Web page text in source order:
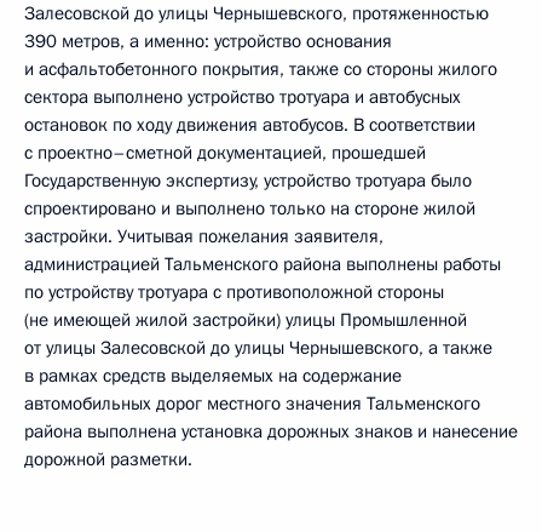
Залесовской до улицы Чернышевского, протяженностью
390 метров, а именно: устройство основания
и асфальтобетонного покрытия, также со стороны жилого
сектора выполнено устройство тротуара и автобусных
остановок по ходу движения автобусов. В соответствии
с проектно–сметной документацией, прошедшей
Государственную экспертизу, устройство тротуара было
спроектировано и выполнено только на стороне жилой
застройки. Учитывая пожелания заявителя,
администрацией Тальменского района выполнены работы
по устройству тротуара с противоположной стороны
(не имеющей жилой застройки) улицы Промышленной
от улицы Залесовской до улицы Чернышевского, а также
в рамках средств выделяемых на содержание
автомобильных дорог местного значения Тальменского
района выполнена установка дорожных знаков и нанесение
дорожной разметки.